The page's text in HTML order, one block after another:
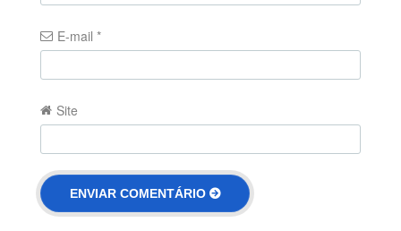
E-mail *
Site